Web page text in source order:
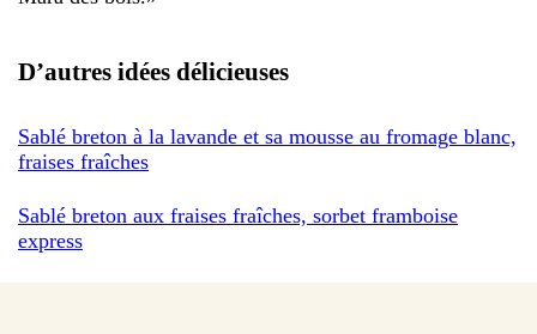
D’autres idées délicieuses
Sablé breton à la lavande et sa mousse au fromage blanc,
fraises fraîches
Sablé breton aux fraises fraîches, sorbet framboise
express